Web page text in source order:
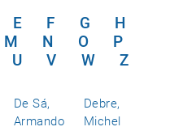
E F G
H
M N O
P
U V W Z
De Sá,
Armando
Debre,
Michel